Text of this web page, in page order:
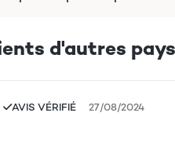
d'autres pays
AVIS VÉRIFIÉ 27/08/2024